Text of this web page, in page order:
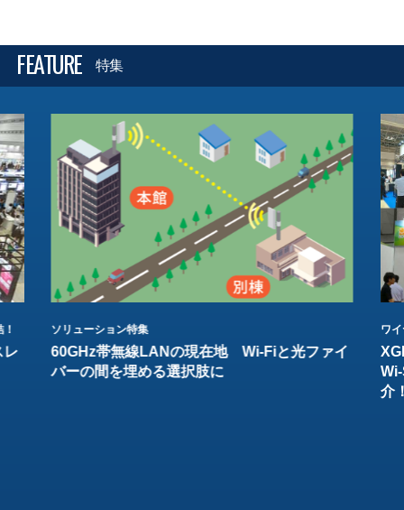
FEATURE 特集
レ
ソリューション特集
60GHz帯無線LANの現在地 Wi-Fiと光ファイ
バーの間を埋める選択肢に
ワ
介